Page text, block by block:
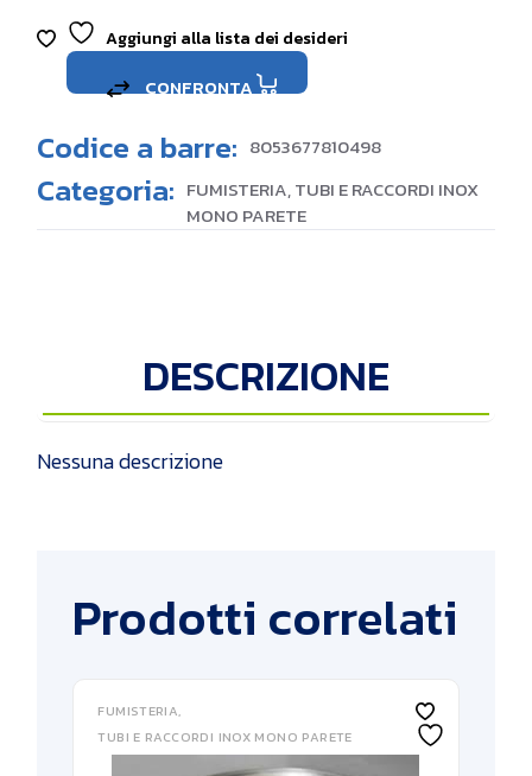
Aggiungi alla lista dei desideri
CONFRONTA
Codice a barre: 8053677810498
Categoria: FUMISTERIA,TUBI E RACCORDI INOX
MONO PARETE
DESCRIZIONE
Nessuna descrizione
Prodotti correlati
FUMISTERIA
TUBI E RACCORDI INOX MONO PARETE